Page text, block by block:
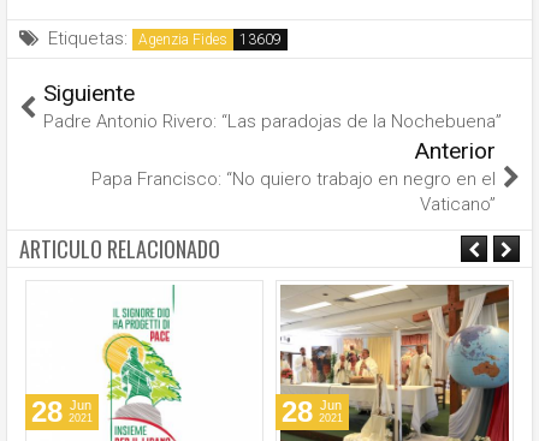
Etiquetas: Agenzia Fides
Siguiente
Padre Antonio Rivero: “Las paradojas de la Nochebuena”
Anterior
Papa Francisco: “No quiero trabajo en negro en el
Vaticano”
ARTICULO RELACIONADO
28 Jun
2021 28 Jun
2021